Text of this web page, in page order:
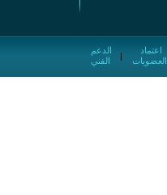
الفني
|
العضويات